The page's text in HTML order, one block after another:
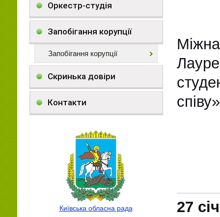
Оркестр-студія
Запобігання корупції
Запобігання корупції
Скринька довіри
Контакти
Київська обласна рада 27